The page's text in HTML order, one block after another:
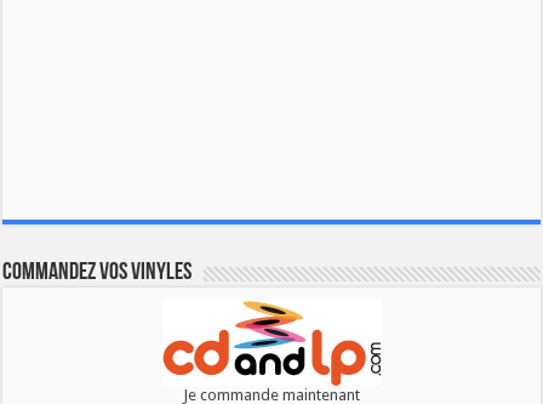
Commandez vos vinyles
Je commande maintenant